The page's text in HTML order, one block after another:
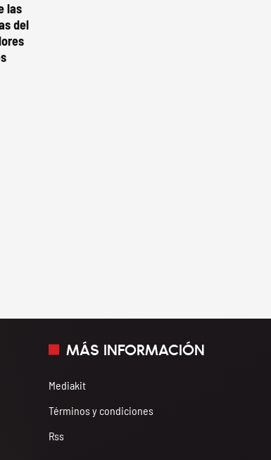
las
del
MÁS INFORMACIÓN
Mediakit
Términos y condiciones
Rss